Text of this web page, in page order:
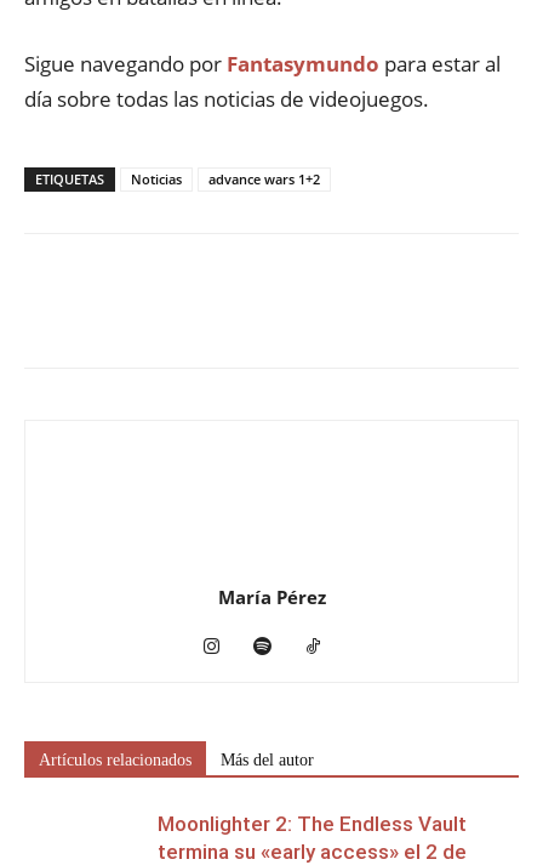
Sigue navegando por Fantasymundo para estar al
día sobre todas las noticias de videojuegos.
ETIQUETAS Noticias advance wars 1+2
María Pérez
Artículos relacionados Más del autor
Moonlighter 2: The Endless Vault
termina su «early access» el 2 de